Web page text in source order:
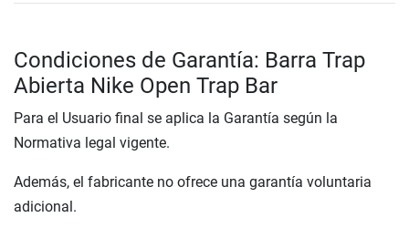
Condiciones de Garantía: Barra Trap
Abierta Nike Open Trap Bar
Para el Usuario final se aplica la Garantía según la
Normativa legal vigente.
Además, el fabricante no ofrece una garantía voluntaria
adicional.